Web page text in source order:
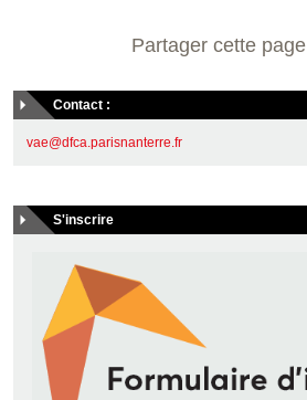
Partager cette page
Contact :
vae@dfca.parisnanterre.fr
S'inscrire